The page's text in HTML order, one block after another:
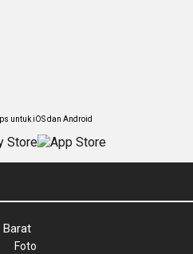
untuk iOS dan Android
Barat
Foto